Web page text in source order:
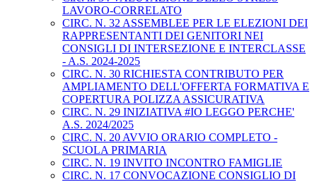
LAVORO-CORRELATO
CIRC. N. 32 ASSEMBLEE PER LE ELEZIONI DEI
RAPPRESENTANTI DEI GENITORI NEI
CONSIGLI DI INTERSEZIONE E INTERCLASSE
- A.S. 2024-2025
CIRC. N. 30 RICHIESTA CONTRIBUTO PER
AMPLIAMENTO DELL'OFFERTA FORMATIVA E
COPERTURA POLIZZA ASSICURATIVA
CIRC. N. 29 INIZIATIVA #IO LEGGO PERCHE'
A.S. 2024/2025
CIRC. N. 20 AVVIO ORARIO COMPLETO -
SCUOLA PRIMARIA
CIRC. N. 19 INVITO INCONTRO FAMIGLIE
CIRC. N. 17 CONVOCAZIONE CONSIGLIO DI